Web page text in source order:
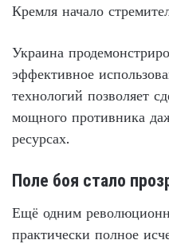
Кремля начало
Украина
эффективное
технологий позволяет
мощного противника
ресурсах.
Поле боя стало
Ещё одним
практически полное